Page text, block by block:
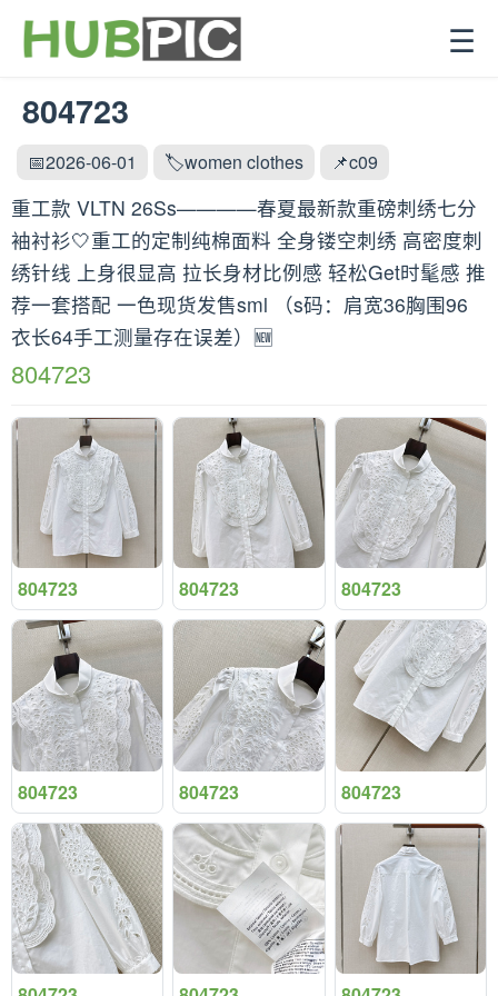
☰
804723
📅2026-06-01 🏷️women clothes 📌c09
重工款 VLTN 26Ss————春夏最新款重磅刺绣七分
袖衬衫🤍重工的定制纯棉面料 全身镂空刺绣 高密度刺
绣针线 上身很显高 拉长身材比例感 轻松Get时髦感 推
荐一套搭配 一色现货发售sml （s码：肩宽36胸围96
衣长64手工测量存在误差）🆕
804723
804723 804723 804723
804723 804723 804723